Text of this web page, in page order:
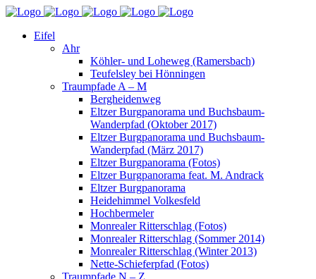
Eifel
Ahr
Köhler- und Loheweg (Ramersbach)
Teufelsley bei Hönningen
Traumpfade A – M
Bergheidenweg
Eltzer Burgpanorama und Buchsbaum-
Wanderpfad (Oktober 2017)
Eltzer Burgpanorama und Buchsbaum-
Wanderpfad (März 2017)
Eltzer Burgpanorama (Fotos)
Eltzer Burgpanorama feat. M. Andrack
Eltzer Burgpanorama
Heidehimmel Volkesfeld
Hochbermeler
Monrealer Ritterschlag (Fotos)
Monrealer Ritterschlag (Sommer 2014)
Monrealer Ritterschlag (Winter 2013)
Nette-Schieferpfad (Fotos)
Traumpfade N – Z